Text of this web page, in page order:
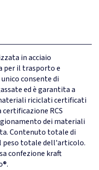
in acciaio
per il trasporto e
consente di
ed è garantita a
riciclati certificati
certificazione RCS
dei materiali
Contenuto totale di
peso totale dell'articolo.
confezione kraft